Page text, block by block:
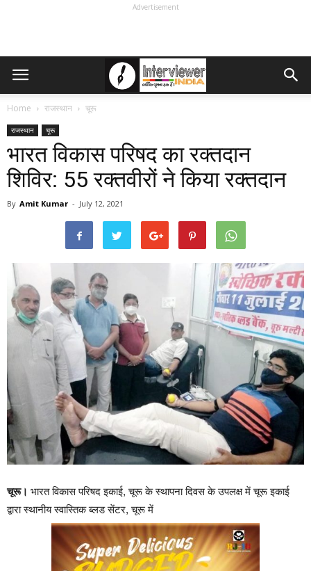
Advertisement
Home राजस्थान चूरू
राजस्थान चूरू
भारत विकास परिषद का रक्तदान
शिविर: 55 रक्तवीरों ने किया रक्तदान
By Amit Kumar - July 12, 2021
चूरू। भारत विकास परिषद इकाई, चूरू के स्थापना दिवस के उपलक्ष में चूरू इकाई
द्वारा स्थानीय स्वास्तिक ब्लड सेंटर, चूरू में